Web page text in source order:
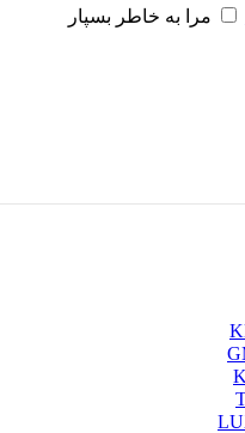
مرا به خاطر بسپار